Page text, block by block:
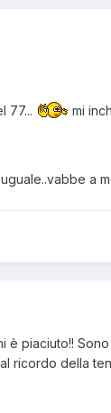
mi
a
è piaciuto!!
ricordo della